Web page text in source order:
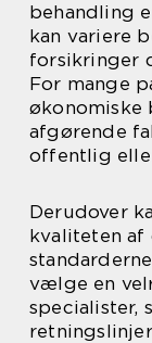
behandling
kan variere
forsikringer
For mange
afgørende
offentlig
Derudover
kvaliteten af
vælge en
specialister,